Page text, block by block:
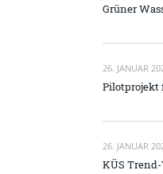
Grüner
26. JANUAR
Pilotprojekt
26. JANUAR
KÜS